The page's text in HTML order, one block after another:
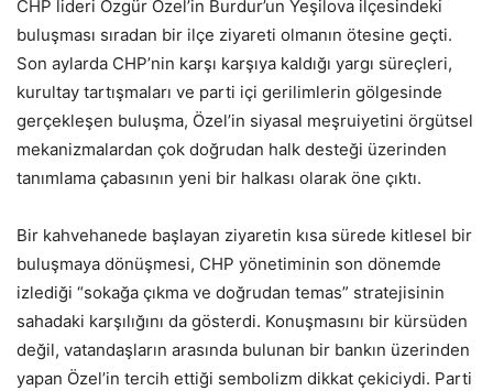
CHP lideri Özgür Özel’in Burdur’un Yeşilova ilçesindeki
buluşması sıradan bir ilçe ziyareti olmanın ötesine geçti.
Son aylarda CHP’nin karşı karşıya kaldığı yargı süreçleri,
kurultay tartışmaları ve parti içi gerilimlerin gölgesinde
gerçekleşen buluşma, Özel’in siyasal meşruiyetini örgütsel
mekanizmalardan çok doğrudan halk desteği üzerinden
tanımlama çabasının yeni bir halkası olarak öne çıktı.
Bir kahvehanede başlayan ziyaretin kısa sürede kitlesel bir
buluşmaya dönüşmesi, CHP yönetiminin son dönemde
izlediği “sokağa çıkma ve doğrudan temas” stratejisinin
sahadaki karşılığını da gösterdi. Konuşmasını bir kürsüden
değil, vatandaşların arasında bulunan bir bankın üzerinden
yapan Özel’in tercih ettiği sembolizm dikkat çekiciydi. Parti